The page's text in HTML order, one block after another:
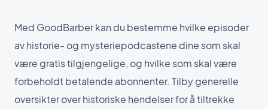
Med GoodBarber kan du bestemme hvilke episoder
av historie- og mysteriepodcastene dine som skal
være gratis tilgjengelige, og hvilke som skal være
forbeholdt betalende abonnenter. Tilby generelle
oversikter over historiske hendelser for å tiltrekke